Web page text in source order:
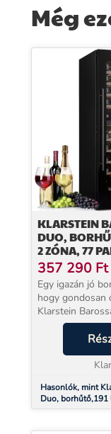
Még
KLARSTEIN
DUO,
2 ZÓNA, 77
FEKETE
357 290 Ft
Egy igazán jó
hogy gondosan
Klarstein
pontosan ezt
számára
belső térrel,
41 dB
Hasonlók, mint
Duo, borhűtő,191
palack,